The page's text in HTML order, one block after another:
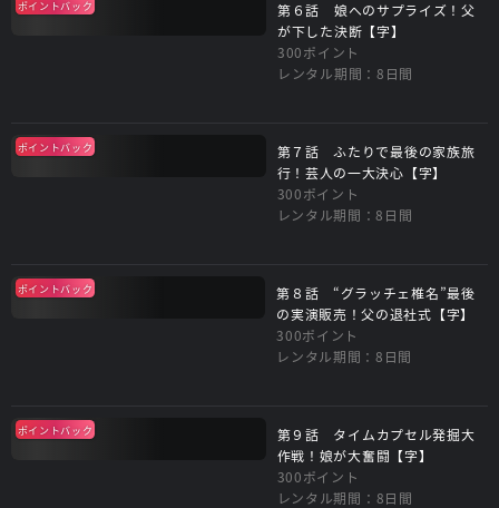
ポイントバック
第６話 娘へのサプライズ！父
が下した決断【字】
300ポイント
レンタル期間：8日間
ポイントバック
第７話 ふたりで最後の家族旅
行！芸人の一大決心【字】
300ポイント
レンタル期間：8日間
ポイントバック
第８話 “グラッチェ椎名”最後
の実演販売！父の退社式【字】
300ポイント
レンタル期間：8日間
ポイントバック
第９話 タイムカプセル発掘大
作戦！娘が大奮闘【字】
300ポイント
レンタル期間：8日間